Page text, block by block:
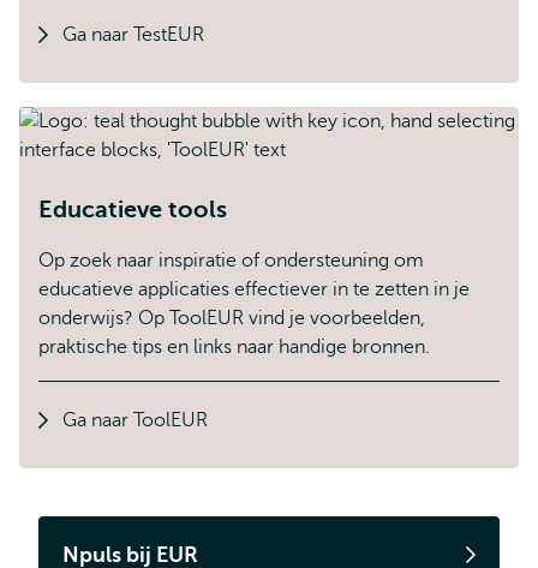
Ga naar TestEUR
Educatieve tools
Op zoek naar inspiratie of ondersteuning om
educatieve applicaties effectiever in te zetten in je
onderwijs? Op ToolEUR vind je voorbeelden,
praktische tips en links naar handige bronnen.
Ga naar ToolEUR
Npuls bij EUR